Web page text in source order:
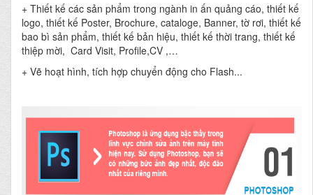
+ Thiết kế các sản phẩm trong ngành in ấn quảng cáo, thiết kế
logo, thiết kế Poster, Brochure, cataloge, Banner, tờ rơi, thiết kế
bao bì sản phẩm, thiết kế bản hiệu, thiết kế thời trang, thiết kế
thiệp mời, Card Visit, Profile,CV ,…
+ Vẽ hoạt hình, tích hợp chuyển động cho Flash...